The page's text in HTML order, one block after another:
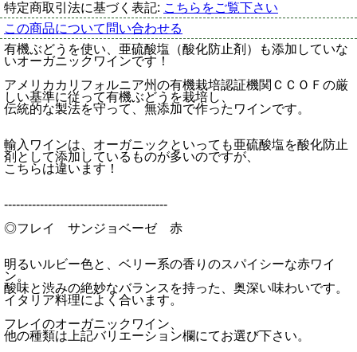
特定商取引法に基づく表記: こちらをご覧下さい
この商品について問い合わせる
有機ぶどうを使い、亜硫酸塩（酸化防止剤）も添加していな
いオーガニックワインです！
アメリカカリフォルニア州の有機栽培認証機関ＣＣＯＦの厳
しい基準に従って有機ぶどうを栽培し、
伝統的な製法を守って、無添加で作ったワインです。
輸入ワインは、オーガニックといっても亜硫酸塩を酸化防止
剤として添加しているものが多いのですが、
こちらは違います！
-----------------------------------------
◎フレイ サンジョベーゼ 赤
明るいルビー色と、ベリー系の香りのスパイシーな赤ワイ
ン。
酸味と渋みの絶妙なバランスを持った、奥深い味わいです。
イタリア料理によく合います。
フレイのオーガニックワイン、
他の種類は上記バリエーション欄にてお選び下さい。